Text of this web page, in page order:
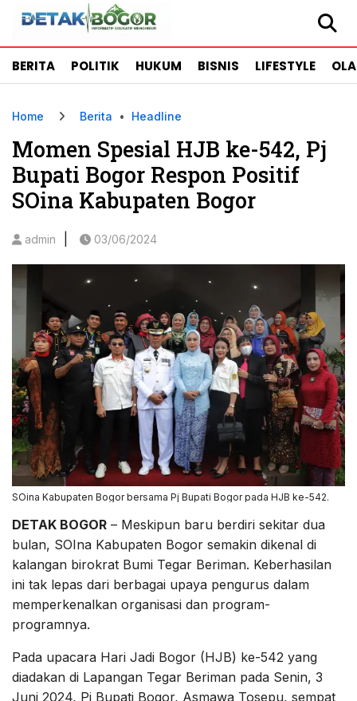
BERITA POLITIK HUKUM BISNIS LIFESTYLE
Home Berita • Headline
Momen Spesial HJB ke-542, Pj
Bupati Bogor Respon Positif
SOina Kabupaten Bogor
admin 03/06/2024
SOina Kabupaten Bogor bersama Pj Bupati Bogor pada HJB ke-542.
DETAK BOGOR – Meskipun baru berdiri sekitar dua
bulan, SOIna Kabupaten Bogor semakin dikenal di
kalangan birokrat Bumi Tegar Beriman. Keberhasilan
ini tak lepas dari berbagai upaya pengurus dalam
memperkenalkan organisasi dan program-
programnya.
Pada upacara Hari Jadi Bogor (HJB) ke-542 yang
diadakan di Lapangan Tegar Beriman pada Senin, 3
Juni 2024, Pj Bupati Bogor, Asmawa Tosepu, sempat